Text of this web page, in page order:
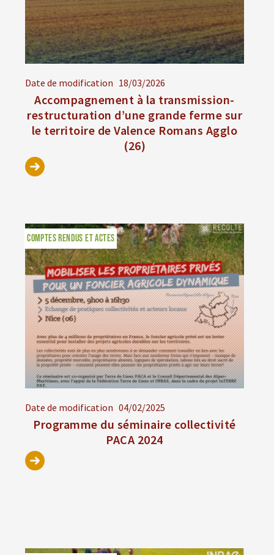
Date de modification 18/03/2026
Accompagnement à la transmission-
restructuration d’une grande ferme sur
le territoire de Valence Romans Agglo
(26)
Date de modification 04/02/2025
Programme du séminaire collectivité
PACA 2024
COMPTES RENDUS ET ACTES